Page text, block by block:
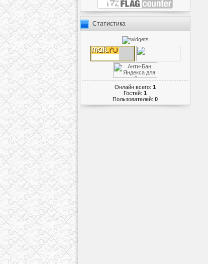
Статистика
Онлайн всего: 1
Гостей: 1
Пользователей: 0